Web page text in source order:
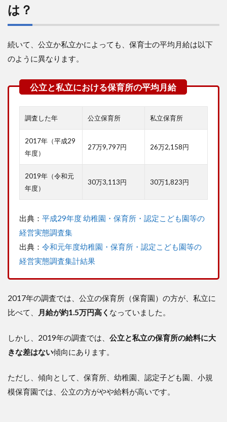
万
円
か
脱
却
す
方
法
種
取
り
13
万
か
ら
す
方
④
副
業
入
を
は？
続いて、公立か私立かによっても、保育士の平均月給は以下
のように異なります。
調査した年 公立保育所 私立保育所
2017年（平成29
年度）
27万9,797円 26万2,158円
2019年（令和元
年度）
30万3,113円 30万1,823円
出典： 平成29年度 幼稚園・保育所・認定こども園等の
経営実態調査集
出典： 令和元年度幼稚園・保育所・認定こども園等の
経営実態調査集計結果
2017年の調査では、公立の保育所（保育園）の方が、私立に
比べて、
月給が約1.5万円高く なっていました。
しかし、2019年の調査では、 公立と私立の保育所の給料に大
きな差はない傾向にあります。
ただし、傾向として、保育所、幼稚園、認定子ども園、小規
模保育園では、公立の方がやや給料が高いです。